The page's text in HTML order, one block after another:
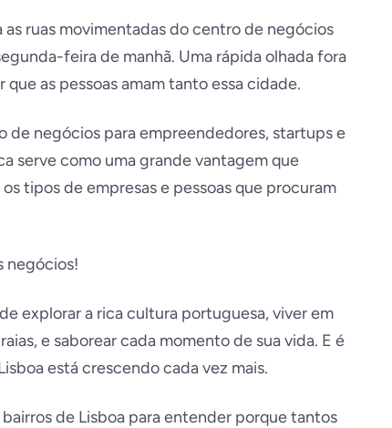
ruas movimentadas do centro de negócios
feira de manhã. Uma rápida olhada fora
as pessoas amam tanto essa cidade.
de negócios para empreendedores, startups e
serve como uma grande vantagem que
tipos de empresas e pessoas que procuram
negócios!
explorar a rica cultura portuguesa, viver em
e saborear cada momento de sua vida. E é
está crescendo cada vez mais.
de Lisboa para entender porque tantos